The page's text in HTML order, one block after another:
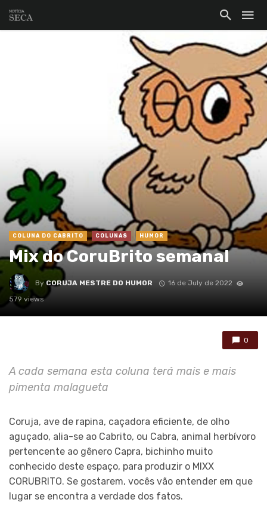
COLUNA DO CABRITO COLUNAS HUMOR
Mix do CoruBrito semanal
By CORUJA MESTRE DO HUMOR
16 de July de 2022
579 views
0
A cada semana esta coluna terá mais e mais
pimenta malagueta
Coruja, ave de rapina, caçadora eficiente, de olho
aguçado, alia-se ao Cabrito, ou Cabra, animal herbívoro
pertencente ao gênero Capra, bichinho muito
conhecido deste espaço, para produzir o MIXX
CORUBRITO. Se gostarem, vocês vão entender em que
lugar se encontra a verdade dos fatos.